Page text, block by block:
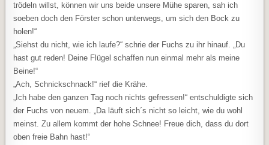
trödeln willst, können wir uns beide unsere Mühe sparen, sah ich
soeben doch den Förster schon unterwegs, um sich den Bock zu
holen!“
„Siehst du nicht, wie ich laufe?“ schrie der Fuchs zu ihr hinauf. „Du
hast gut reden! Deine Flügel schaffen nun einmal mehr als meine
Beine!“
„Ach, Schnickschnack!“ rief die Krähe.
„Ich habe den ganzen Tag noch nichts gefressen!“ entschuldigte sich
der Fuchs von neuem. „Da läuft sich´s nicht so leicht, wie du wohl
meinst. Zu allem kommt der hohe Schnee! Freue dich, dass du dort
oben freie Bahn hast!“